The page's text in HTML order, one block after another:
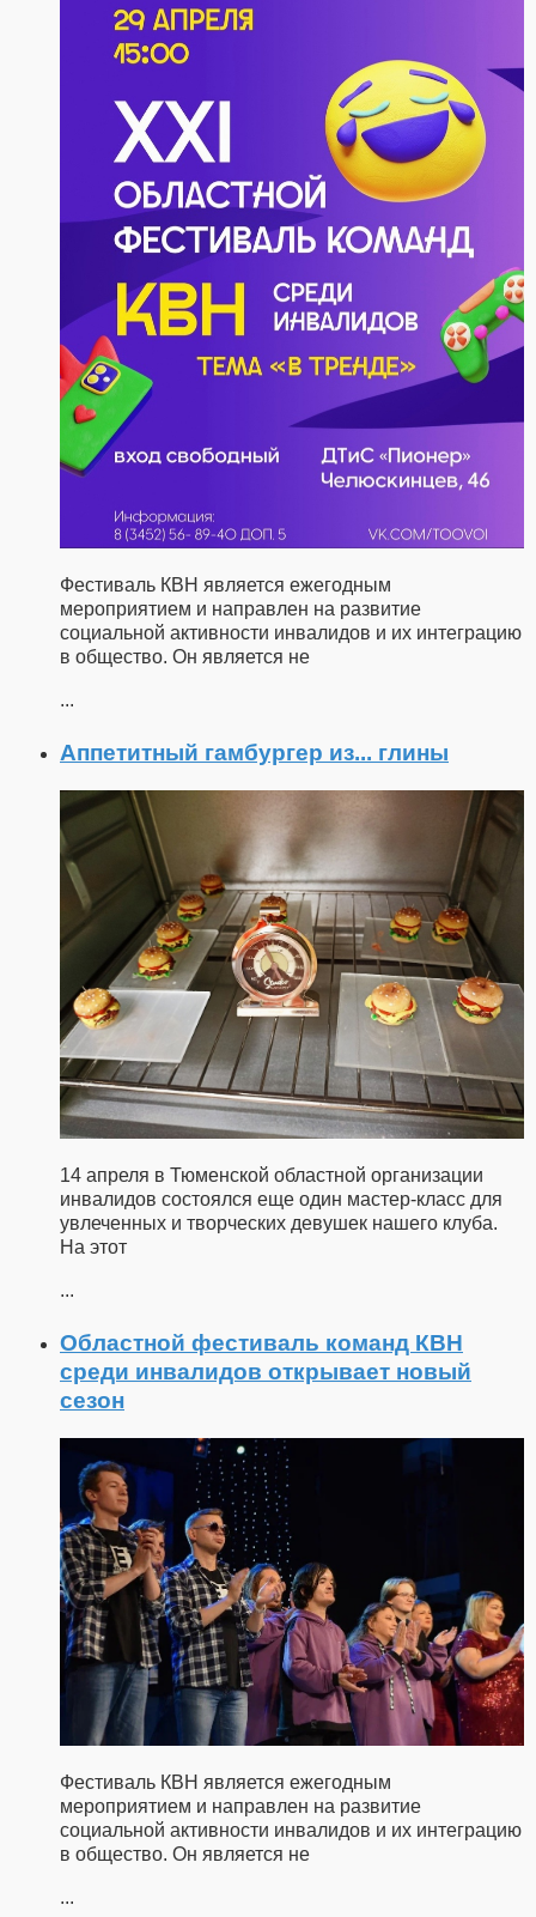
Фестиваль КВН является ежегодным
мероприятием и направлен на развитие
социальной активности инвалидов и их интеграцию
в общество. Он является не
...
Аппетитный гамбургер из... глины
14 апреля в Тюменской областной организации
инвалидов состоялся еще один мастер-класс для
увлеченных и творческих девушек нашего клуба.
На этот
...
Областной фестиваль команд КВН
среди инвалидов открывает новый
сезон
Фестиваль КВН является ежегодным
мероприятием и направлен на развитие
социальной активности инвалидов и их интеграцию
в общество. Он является не
...